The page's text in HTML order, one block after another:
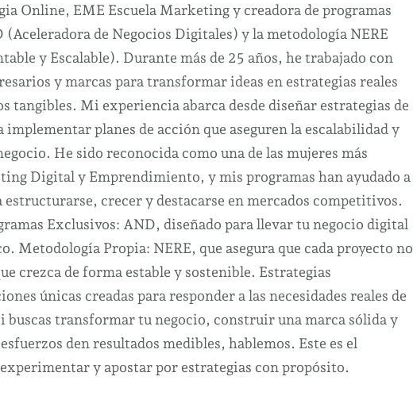
Online, EME Escuela Marketing y creadora de programas
de Negocios Digitales) y la metodología NERE
y Escalable). Durante más de 25 años, he trabajado con
y marcas para transformar ideas en estrategias reales
tangibles. Mi experiencia abarca desde diseñar estrategias de
planes de acción que aseguren la escalabilidad y
He sido reconocida como una de las mujeres más
Digital y Emprendimiento, y mis programas han ayudado a
estructurarse, crecer y destacarse en mercados competitivos.
Exclusivos: AND, diseñado para llevar tu negocio digital
Metodología Propia: NERE, que asegura que cada proyecto no
crezca de forma estable y sostenible. Estrategias
únicas creadas para responder a las necesidades reales de
buscas transformar tu negocio, construir una marca sólida y
den resultados medibles, hablemos. Este es el
y apostar por estrategias con propósito.